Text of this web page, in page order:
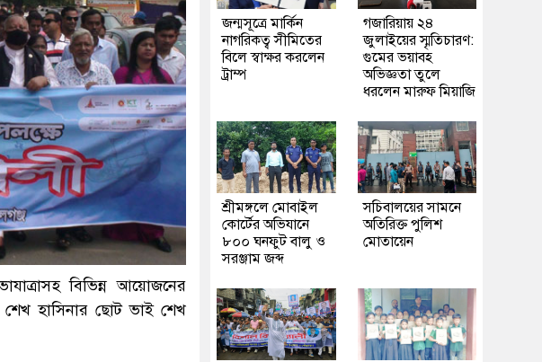
বিভিন্ন আয়োজনের
শেখ হাসিনার ছোট ভাই শেখ
জন্মসূত্রে মার্কিন
নাগরিকত্ব সীমিতের
বিলে স্বাক্ষর করলেন
ট্রাম্প
গজারিয়ায় ২৪
জুলাইয়ের স্মৃতিচারণ:
গুমের ভয়াবহ
অভিজ্ঞতা তুলে
ধরলেন মারুফ মিয়াজি
শ্রীমঙ্গলে মোবাইল
কোর্টের অভিযানে
৮০০ ঘনফুট বালু ও
সরঞ্জাম জব্দ
সচিবালয়ের সামনে
অতিরিক্ত পুলিশ
মোতায়েন